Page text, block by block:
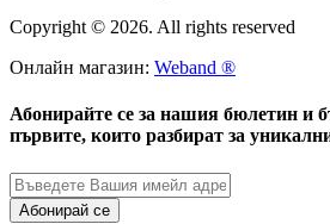
Copyright © 2026. All rights reserved
Онлайн магазин: Weband ®
Абонирайте се за нашия бюлетин и
първите, които разбират за
Абонирай се